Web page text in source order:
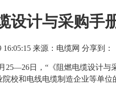
设计与采购
16:05:15 来源：电缆网 分享到：
25—26日，“《阻燃电缆设计
校和电线电缆制造企业等单